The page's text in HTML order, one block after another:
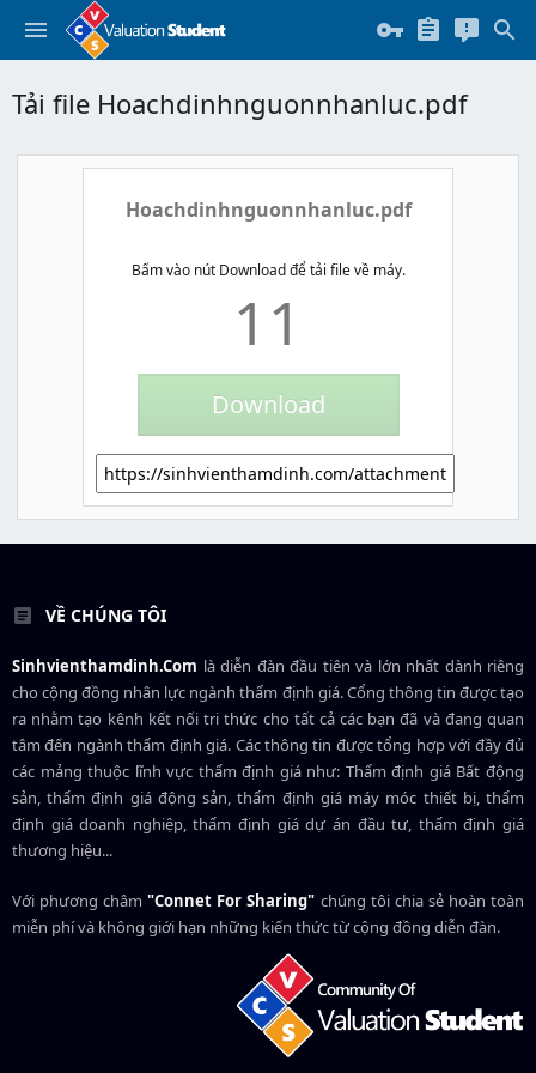
Tải file Hoachdinhnguonnhanluc.pdf
Hoachdinhnguonnhanluc.pdf
Bấm vào nút Download để tải file về máy.
11
VỀ CHÚNG TÔI
Sinhvienthamdinh.Com là diễn đàn đầu tiên và lớn nhất dành riêng
cho cộng đồng nhân lực ngànhthẩm định giá. Cổng thông tin được tạo
ra nhằm tạo kênh kết nối tri thức cho tất cả các bạn đã và đang quan
tâm đến ngành thẩm định giá. Các thông tin được tổng hợp với đầy đủ
các mảng thuộc lĩnh vực thẩm định giá như: Thẩm định giá Bất động
sản, thẩm định giá động sản, thẩm định giá máy móc thiết bị, thẩm
định giá doanh nghiệp, thẩm định giá dự án đầu tư, thẩm định giá
thương hiệu...
Với phương châm"Connet For Sharing" chúng tôi chia sẻ hoàn toàn
miễn phí và không giới hạn những kiến thức từ cộng đồng diễn đàn.